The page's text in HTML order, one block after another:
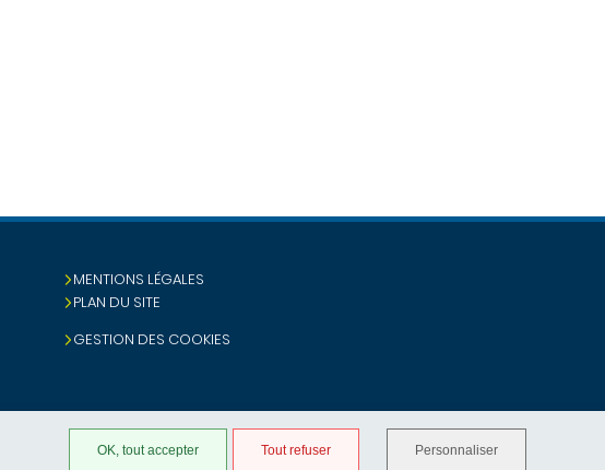
OK, tout accepter Tout refuser Personnaliser
MENTIONS LÉGALES
PLAN DU SITE
GESTION DES COOKIES